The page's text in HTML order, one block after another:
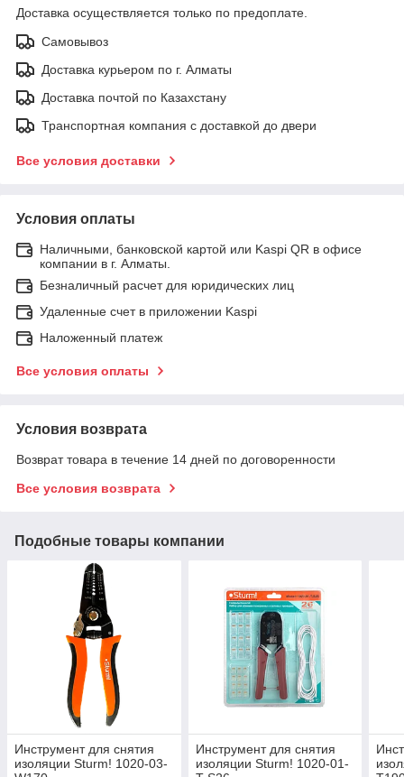
Доставка осуществляется только по предоплате.
Самовывоз
Доставка курьером по г. Алматы
Доставка почтой по Казахстану
Транспортная компания с доставкой до двери
Все условия доставки
Условия оплаты
Наличными, банковской картой или Kaspi QR в офисе
компании в г. Алматы.
Безналичный расчет для юридических лиц
Удаленные счет в приложении Kaspi
Наложенный платеж
Все условия оплаты
Условия возврата
Возврат товара в течение 14 дней по договоренности
Все условия возврата
Подобные товары компании
Инструмент для снятия
изоляции Sturm! 1020-03-
Инструмент для снятия
изоляции Sturm! 1020-01-